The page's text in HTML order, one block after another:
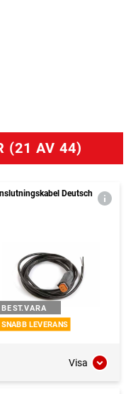
(21 AV 44)
Deutsch
BEST.VARA
SNABB LEVERANS
Visa